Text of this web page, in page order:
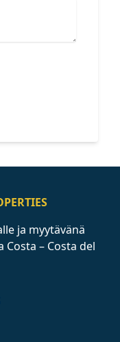
ja myytävänä
– Costa del